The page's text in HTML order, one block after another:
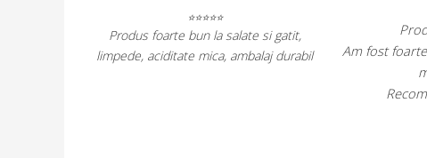
bun la salate si gatit,
mica, ambalaj durabil
Produse de calitate!
Am fost foarte incantata, desi sincer nu